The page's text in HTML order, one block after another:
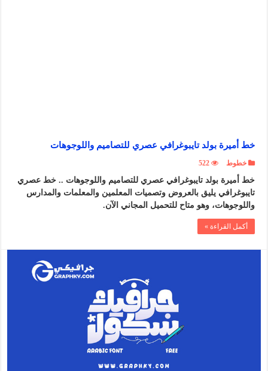
خط أميرة بولد تايبوغرافي عصري للتصاميم واللوجوهات
خطوط 522
خط أميرة بولد تايبوغرافي عصري للتصاميم واللوجوهات .. خط عصري
تايبوغرافي يليق بالعروض وتصميات المعلمين والمعلمات والمدارس
واللوجوهات، وهو متاح للتحميل المجاني الآن.
أكمل القراءة »